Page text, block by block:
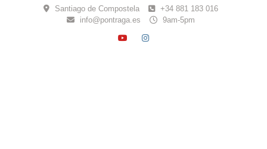
Santiago de Compostela
+34 881 183 016
info@pontraga.es
9am-5pm
YOUTUBE
INSTAGRAM